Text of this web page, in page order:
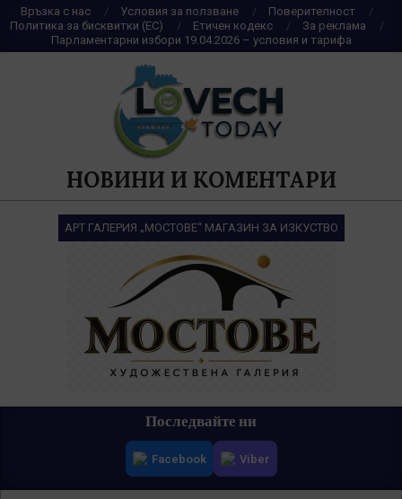
Skip
to
content
Връзка с нас Условия за ползване
Поверителност
Политика за бисквитки (ЕС)
Етичен кодекс
За реклама
Парламентарни избори 19.04.2026 – условия и тарифа
НОВИНИ И КОМЕНТАРИ
АРТ ГАЛЕРИЯ „МОСТОВЕ“ МАГАЗИН ЗА ИЗКУСТВО
Последвайте ни
Facebook Viber